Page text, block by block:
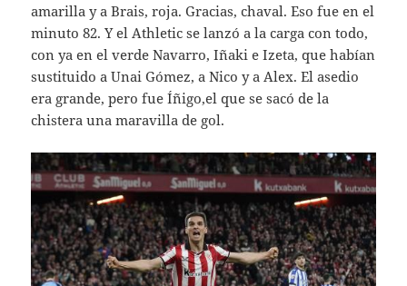
amarilla y a Brais, roja. Gracias, chaval. Eso fue en el
minuto 82. Y el Athletic se lanzó a la carga con todo,
con ya en el verde Navarro, Iñaki e Izeta, que habían
sustituido a Unai Gómez, a Nico y a Alex. El asedio
era grande, pero fue Íñigo,el que se sacó de la
chistera una maravilla de gol.